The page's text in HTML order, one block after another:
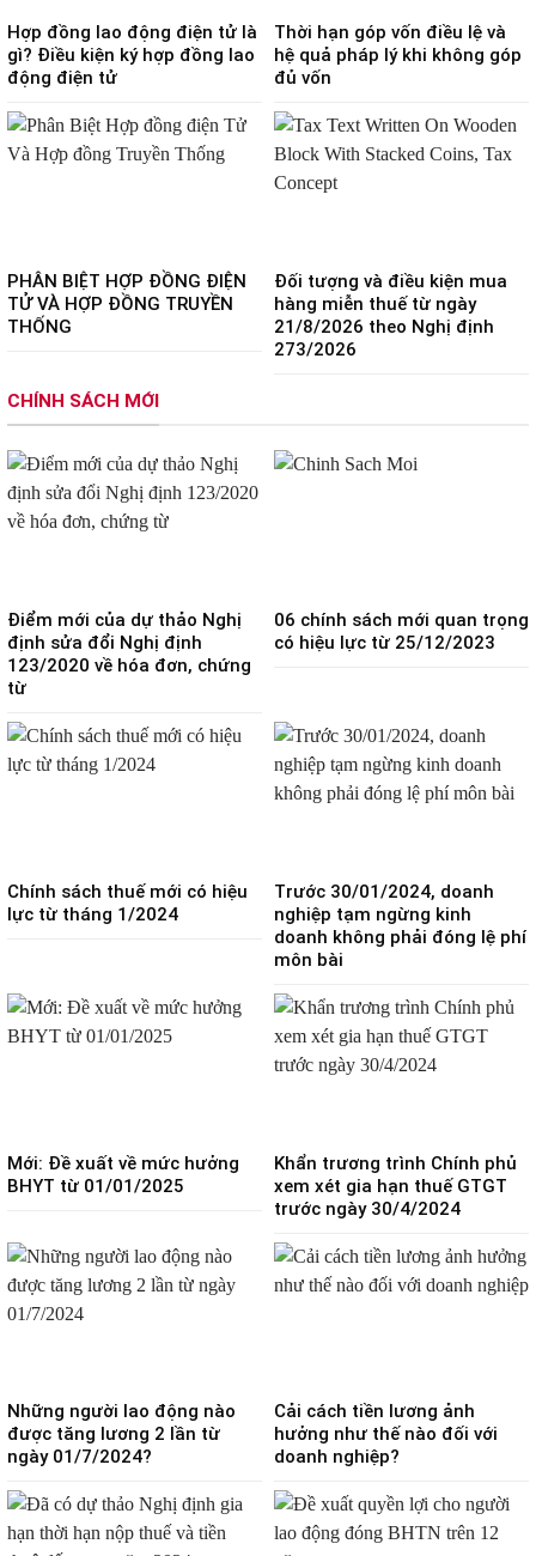
Hợp đồng lao động điện tử là
gì? Điều kiện ký hợp đồng lao
động điện tử
Thời hạn góp vốn điều lệ và
hệ quả pháp lý khi không góp
đủ vốn
PHÂN BIỆT HỢP ĐỒNG ĐIỆN
TỬ VÀ HỢP ĐỒNG TRUYỀN
THỐNG
Đối tượng và điều kiện mua
hàng miễn thuế từ ngày
21/8/2026 theo Nghị định
273/2026
CHÍNH SÁCH MỚI
Điểm mới của dự thảo Nghị
định sửa đổi Nghị định
123/2020 về hóa đơn, chứng
từ
06 chính sách mới quan trọng
có hiệu lực từ 25/12/2023
Chính sách thuế mới có hiệu
lực từ tháng 1/2024
Trước 30/01/2024, doanh
nghiệp tạm ngừng kinh
doanh không phải đóng lệ phí
môn bài
Mới: Đề xuất về mức hưởng
BHYT từ 01/01/2025
Khẩn trương trình Chính phủ
xem xét gia hạn thuế GTGT
trước ngày 30/4/2024
Những người lao động nào
được tăng lương 2 lần từ
ngày 01/7/2024?
Cải cách tiền lương ảnh
hưởng như thế nào đối với
doanh nghiệp?